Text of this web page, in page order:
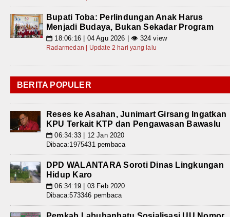
Bupati Toba: Perlindungan Anak Harus
Menjadi Budaya, Bukan Sekadar Program
📅 18:06:16 | 04 Agu 2026 | 👁 324 view
Radarmedan | Update 2 hari yang lalu
BERITA POPULER
Reses ke Asahan, Junimart Girsang Ingatkan
KPU Terkait KTP dan Pengawasan Bawaslu
📅 06:34:33 | 12 Jan 2020
Dibaca:1975431 pembaca
DPD WALANTARA Soroti Dinas Lingkungan
Hidup Karo
📅 06:34:19 | 03 Feb 2020
Dibaca:573346 pembaca